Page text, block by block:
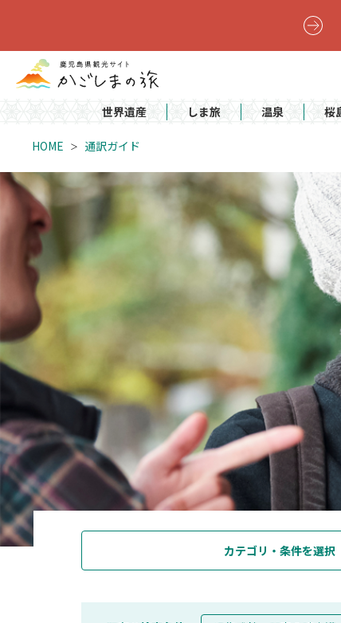
世界遺産 しま旅 温泉 桜
HOME 通訳ガイド
カテゴリ・条件を選択